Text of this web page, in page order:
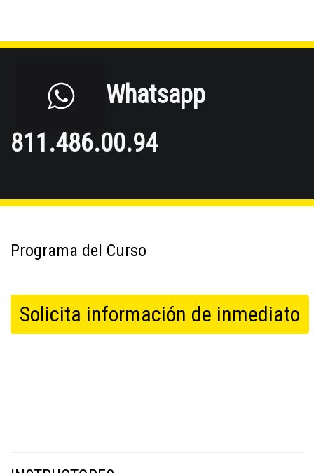
Whatsapp
811.486.00.94
Programa del Curso
Solicita información de inmediato